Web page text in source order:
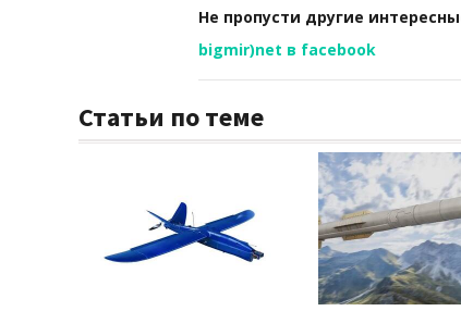
Не пропусти другие
bigmir)net в facebook
Статьи по теме